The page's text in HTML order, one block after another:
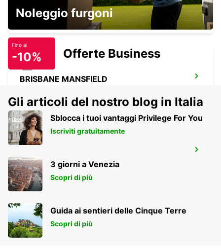
BRISBANE CANNON HILL
TINGALPA - AUSTRALIA
BRISBANE MANSFIELD
ARCHERFIELD - AUSTRALIA
Noleggio furgoni
Fino al
-10% Offerte Business
Gli articoli del nostro blog in Italia
Sblocca i tuoi vantaggi Privilege For You
Iscriviti gratuitamente
3 giorni a Venezia
Scopri di più
Guida ai sentieri delle Cinque Terre
Scopri di più